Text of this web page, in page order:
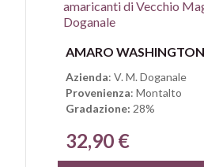
Anteprima
Azienda: V. M. Doganale
Provenienza: Montalto
Gradazione: 28%
32,90 €